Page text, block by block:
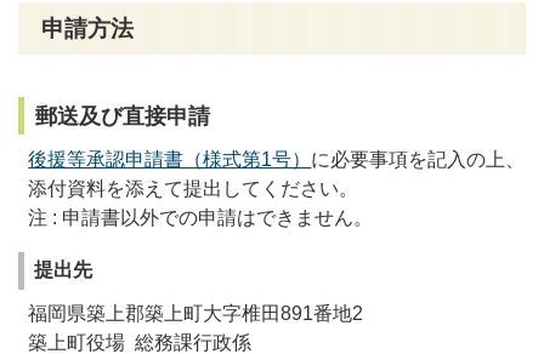
申請方法
郵送及び直接申請
後援等承認申請書（様式第1号） に必要事項を記入の上、
添付資料を添えて提出してください。
注 : 申請書以外での申請はできません。
提出先
福岡県築上郡築上町大字椎田891番地2
築上町役場 総務課行政係